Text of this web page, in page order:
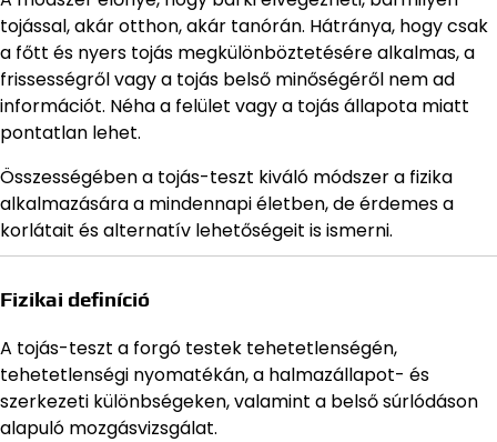
tojással, akár otthon, akár tanórán. Hátránya, hogy csak
a főtt és nyers tojás megkülönböztetésére alkalmas, a
frissességről vagy a tojás belső minőségéről nem ad
információt. Néha a felület vagy a tojás állapota miatt
pontatlan lehet.
Összességében a tojás-teszt kiváló módszer a fizika
alkalmazására a mindennapi életben, de érdemes a
korlátait és alternatív lehetőségeit is ismerni.
Fizikai definíció
A tojás-teszt a forgó testek tehetetlenségén,
tehetetlenségi nyomatékán, a halmazállapot- és
szerkezeti különbségeken, valamint a belső súrlódáson
alapuló mozgásvizsgálat.